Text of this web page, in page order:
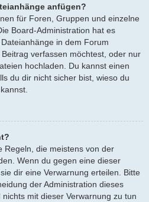
anfügen?
für Foren, Gruppen und einzelne
Board-Administration hat es
in dem Forum
verfassen möchtest, oder nur
hochladen. Du kannst einen
du dir nicht sicher bist, wieso du
Regeln, die meistens von der
Wenn du gegen eine dieser
dir eine Verwarnung erteilen. Bitte
der Administration dieses
mit dieser Verwarnung zu tun